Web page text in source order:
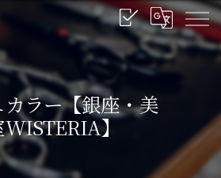
ラー【銀座・美
WISTERIA】